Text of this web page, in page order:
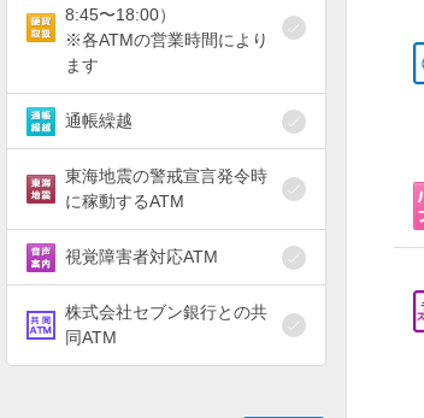
8:45〜18:00）
※各ATMの営業時間により
ます
通帳繰越
東海地震の警戒宣言発令時
に稼動するATM
視覚障害者対応ATM
株式会社セブン銀行との共
同ATM